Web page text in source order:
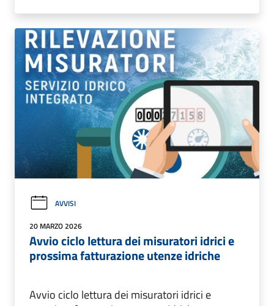
AVVISI
20 MARZO 2026
Avvio ciclo lettura dei misuratori idrici e
prossima fatturazione utenze idriche
Avvio ciclo lettura dei misuratori idrici e